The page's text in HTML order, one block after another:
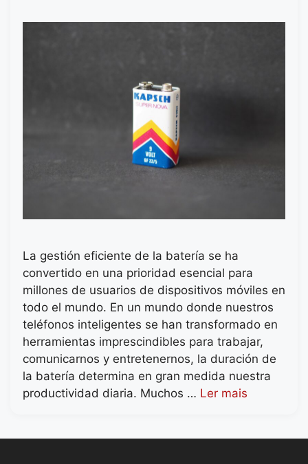
La gestión eficiente de la batería se ha
convertido en una prioridad esencial para
millones de usuarios de dispositivos móviles en
todo el mundo. En un mundo donde nuestros
teléfonos inteligentes se han transformado en
herramientas imprescindibles para trabajar,
comunicarnos y entretenernos, la duración de
la batería determina en gran medida nuestra
productividad diaria. Muchos … Ler mais